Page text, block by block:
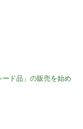
ド品」の販売を始め